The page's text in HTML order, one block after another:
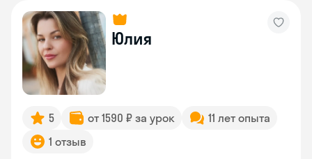
Юлия
5 от 1590 ₽ за урок
11 лет опыта
1 отзыв